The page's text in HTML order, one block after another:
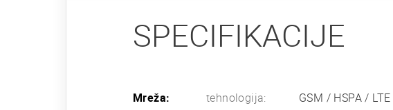
SPECIFIKACIJE
Mreža: tehnologija:
GSM / HSPA / LTE